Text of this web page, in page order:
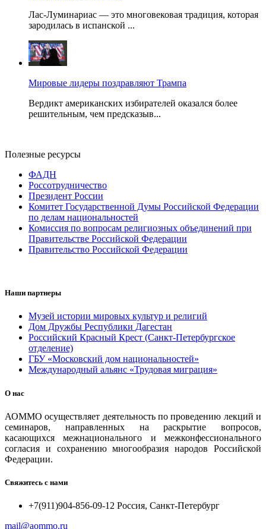
Лас-Луминариас — это многовековая традиция, которая
зародилась в испанской ...
Мировые лидеры поздравляют Трампа
Вердикт американских избирателей оказался более
решительным, чем предсказыв...
Полезные ресурсы
ФАДН
Россотрудничество
Президент России
Комитет Государственной Думы Российской Федерации
по делам национальностей
Комиссия по вопросам религиозных объединений при
Правительстве Российской Федерации
Правительство Российской Федерации
Наши партнеры
Музей истории мировых культур и религий
Дом Дружбы Республики Дагестан
Российский Красный Крест (Санкт-Петербургское
отделение)
ГБУ «Московский дом национальностей»
Международный альянс «Трудовая миграция»
О нас
АОММО осуществляет деятельность по проведению лекций и
семинаров, направленных на раскрытие вопросов,
касающихся межнационального и межконфессионального
согласия и сохранению многообразия народов Российской
Федерации.
Свяжитесь с нами
+7(911)904-856-09-12 Россия, Санкт-Петербург
mail@aommo.ru